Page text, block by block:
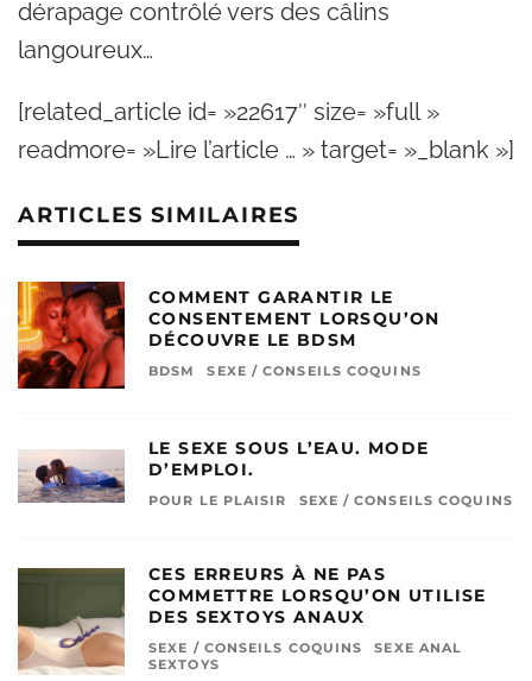
dérapage contrôlé vers des câlins
langoureux…
[related_article id= »22617″ size= »full »
readmore= »Lire l’article … » target= »_blank »]
ARTICLES SIMILAIRES
COMMENT GARANTIR LE
CONSENTEMENT LORSQU’ON
DÉCOUVRE LE BDSM
BDSM SEXE / CONSEILS COQUINS
LE SEXE SOUS L’EAU. MODE
D’EMPLOI.
POUR LE PLAISIR SEXE / CONSEILS COQUINS
CES ERREURS À NE PAS
COMMETTRE LORSQU’ON UTILISE
DES SEXTOYS ANAUX
SEXE / CONSEILS COQUINS
SEXE ANAL
SEXTOYS